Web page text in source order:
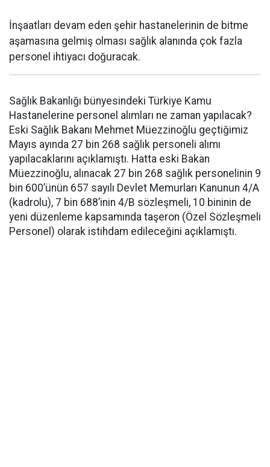
İnşaatları devam eden şehir hastanelerinin de bitme
aşamasına gelmiş olması sağlık alanında çok fazla
personel ihtiyacı doğuracak.
Sağlık Bakanlığı bünyesindeki Türkiye Kamu
Hastanelerine personel alımları ne zaman yapılacak?
Eski Sağlık Bakanı Mehmet Müezzinoğlu geçtiğimiz
Mayıs ayında 27 bin 268 sağlık personeli alımı
yapılacaklarını açıklamıştı. Hatta eski Bakan
Müezzinoğlu, alınacak 27 bin 268 sağlık personelinin 9
bin 600’ünün 657 sayılı Devlet Memurları Kanunun 4/A
(kadrolu), 7 bin 688’inin 4/B sözleşmeli, 10 bininin de
yeni düzenleme kapsamında taşeron (Özel Sözleşmeli
Personel) olarak istihdam edileceğini açıklamıştı.